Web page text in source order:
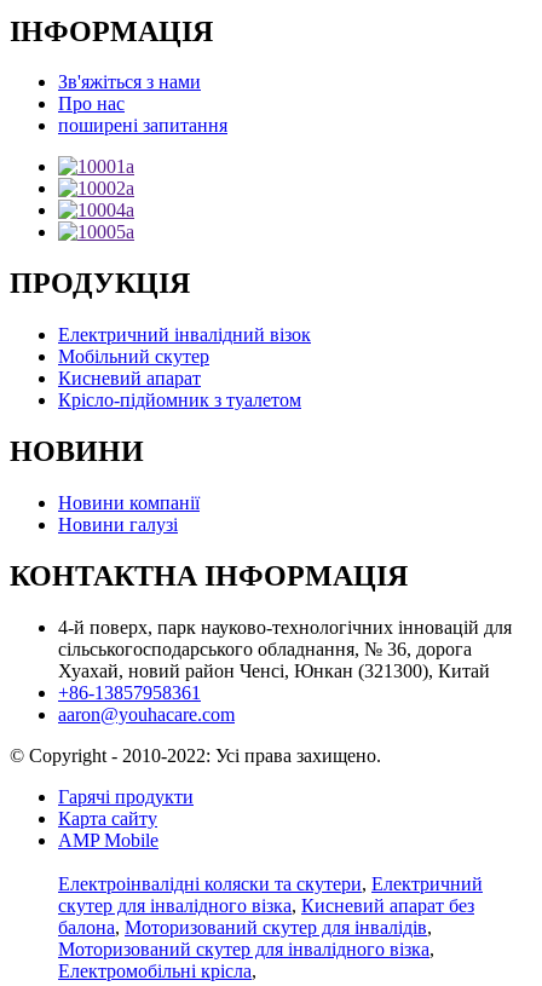
ІНФОРМАЦІЯ
Зв'яжіться з нами
Про нас
поширені запитання
ПРОДУКЦІЯ
Електричний інвалідний візок
Мобільний скутер
Кисневий апарат
Крісло-підйомник з туалетом
НОВИНИ
Новини компанії
Новини галузі
КОНТАКТНА ІНФОРМАЦІЯ
4-й поверх, парк науково-технологічних інновацій для
сільськогосподарського обладнання, № 36, дорога
Хуахай, новий район Ченсі, Юнкан (321300), Китай
+86-13857958361
aaron@youhacare.com
© Copyright - 2010-2022: Усі права захищено.
Гарячі продукти
Карта сайту
AMP Mobile
Електроінвалідні коляски та скутери, Електричний
скутер для інвалідного візка, Кисневий апарат без
балона, Моторизований скутер для інвалідів,
Моторизований скутер для інвалідного візка,
Електромобільні крісла,